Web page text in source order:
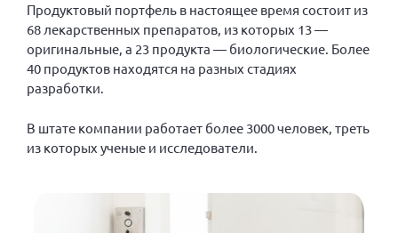
Вице-президент Цикорин И.В.
Вице-президент Груба Л.В.
Главный бухгалтер Жаворонкова Г.М.
Конференция ОООИБРС 2026
Конференция ОООИБРС 2025
Экспертный совет ОООИБРС 2025
Конференция ОООИБРС 2023
Продуктовый портфель в настоящее время состоит из
68 лекарственных препаратов, из которых 13 —
оригинальные, а 23 продукта — биологические. Более
40 продуктов находятся на разных стадиях
разработки.
В штате компании работает более 3000 человек, треть
из которых ученые и исследователи.